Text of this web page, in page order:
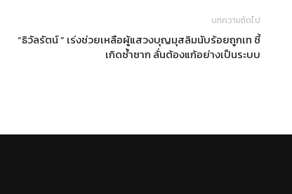
บทความถัดไป
“ธิวัลรัตน์ ” เร่งช่วยเหลือผู้แสวงบุญมุสลิมนับร้อยถูกเท ชี้
เกิดซ้ำซาก ลั่นต้องแก้อย่างเป็นระบบ